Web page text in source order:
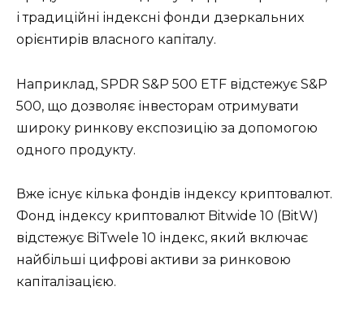
і традиційні індексні фонди дзеркальних
орієнтирів власного капіталу.
Наприклад, SPDR S&P 500 ETF відстежує S&P
500, що дозволяє інвесторам отримувати
широку ринкову експозицію за допомогою
одного продукту.
Вже існує кілька фондів індексу криптовалют.
Фонд індексу криптовалют Bitwide 10 (BitW)
відстежує BiTwele 10 індекс, який включає
найбільші цифрові активи за ринковою
капіталізацією.